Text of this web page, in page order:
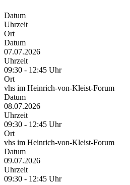
Datum
Uhrzeit
Ort
Datum
07.07.2026
Uhrzeit
09:30 - 12:45 Uhr
Ort
vhs im Heinrich-von-Kleist-Forum
Datum
08.07.2026
Uhrzeit
09:30 - 12:45 Uhr
Ort
vhs im Heinrich-von-Kleist-Forum
Datum
09.07.2026
Uhrzeit
09:30 - 12:45 Uhr